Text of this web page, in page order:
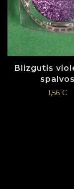
Blizgutis
spalvos
1,56 €